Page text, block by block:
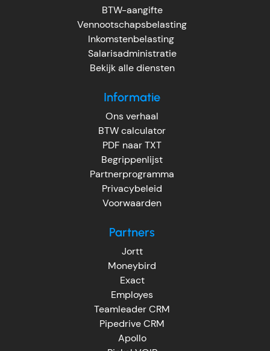
BTW-aangifte
Vennootschapsbelasting
Inkomstenbelasting
Salarisadministratie
Bekijk alle diensten
Informatie
Ons verhaal
BTW calculator
PDF naar TXT
Begrippenlijst
Partnerprogramma
Privacybeleid
Voorwaarden
Partners
Jortt
Moneybird
Exact
Employes
Teamleader CRM
Pipedrive CRM
Apollo